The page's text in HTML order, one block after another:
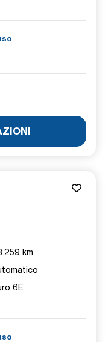
km
6E